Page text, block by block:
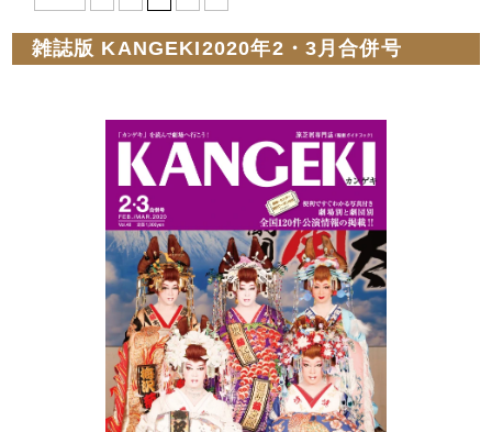
雑誌版 KANGEKI2020年2・3月合併号